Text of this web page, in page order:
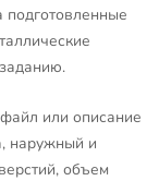
или описание
наружный и
объем